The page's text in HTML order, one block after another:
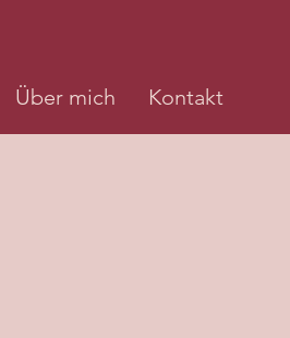
Über mich Kontakt